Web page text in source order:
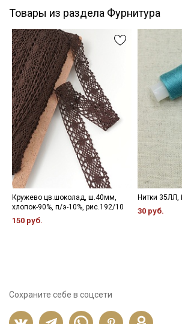
Товары из раздела Фурнитура
Кружево цв.шоколад, ш.40мм,
хлопок-90%, п/э-10%, рис.192/10
150 руб.
Нитки
30 руб.
Сохраните себе в соцсети